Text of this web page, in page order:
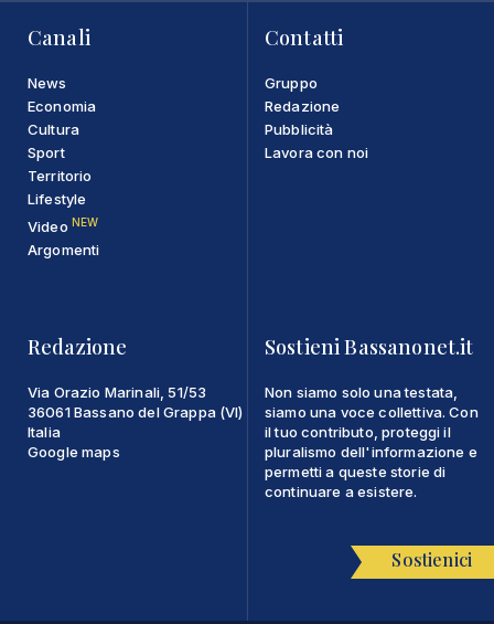
Canali
News
Economia
Cultura
Sport
Territorio
Lifestyle
Video NEW
Argomenti
Contatti
Gruppo
Redazione
Pubblicità
Lavora con noi
Redazione
Via Orazio Marinali, 51/53
36061 Bassano del Grappa (VI)
Italia
Google maps
Sostieni Bassanonet.it
Non siamo solo una testata,
siamo una voce collettiva. Con
il tuo contributo, proteggi il
pluralismo dell'informazione e
permetti a queste storie di
continuare a esistere.
Sostienici